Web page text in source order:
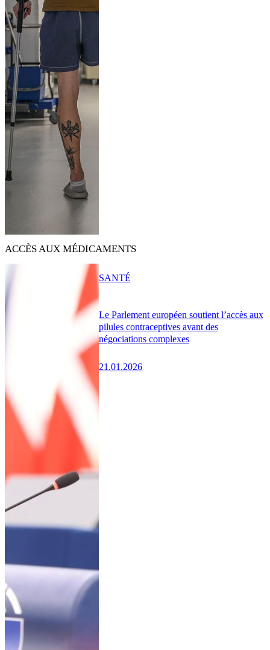
ACCÈS AUX MÉDICAMENTS
Le Parlement européen soutient l’accès aux
pilules contraceptives avant des
négociations complexes
21.01.2026
SANTÉ